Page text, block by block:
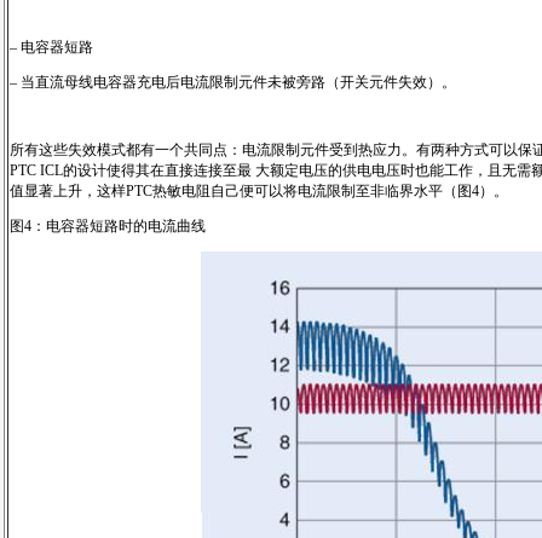
– 电容器短路
– 当直流母线电容器充电后电流限制元件未被旁路（开关元件失效）。
所有这些失效模式都有一个共同点：电流限制元件受到热应力。有两种方式可以
PTC ICL的设计使得其在直接连接至最 大额定电压的供电电压时也能工作，且无
值显著上升，这样PTC热敏电阻自己便可以将电流限制至非临界水平（图4）。
图4：电容器短路时的电流曲线